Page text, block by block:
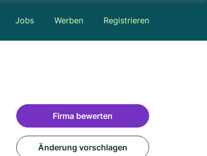
Jobs Werben Registrieren
Firma bewerten
Änderung vorschlagen